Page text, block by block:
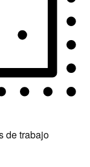
de trabajo